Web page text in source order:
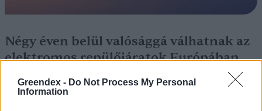
Greendex - Do Not Process My Personal
Information
Négy éven belül valósággá válhatnak az
elektromos repülőjáratok Európában
KÖZLEKEDÉS